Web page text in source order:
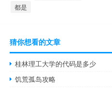
都是
猜你想看的文章
桂林理工大学的代码是多少
饥荒孤岛攻略